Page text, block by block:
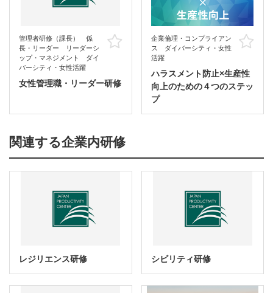
管理者研修（課長） 係
長・リーダー リーダーシ
ップ・マネジメント ダイ
バーシティ・女性活躍
お気に入り
女性管理職・リーダー研修
企業倫理・コンプライアン
ス ダイバーシティ・女性
活躍
ハラスメント防止×生産性
向上のための４つのステッ
プ
関連する企業内研修
レジリエンス研修 シビリティ研修